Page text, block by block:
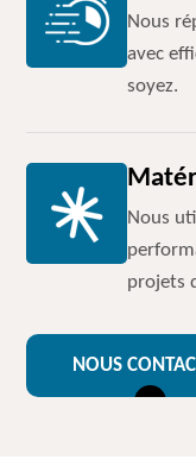
Nous
avec
soyez.
Nous
projets
NOUS